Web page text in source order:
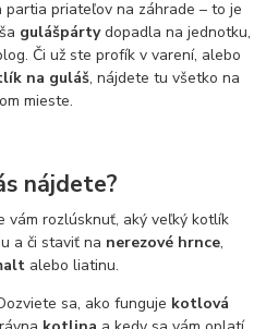
partia priateľov na záhrade – to je
gulášpártydopadla na jednotku,
Či už ste profík v varení, alebo
na guláš, nájdete tu všetko na
mieste.
nájdete?
vám rozlúsknuť, aký veľký kotlík
a či staviť na nerezové hrnce,
alebo liatinu.
sa, ako funguje kotlová